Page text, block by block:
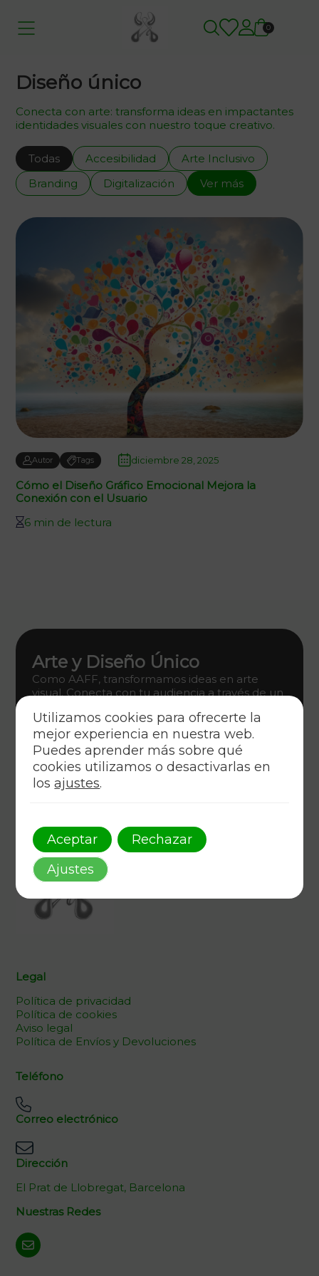
0
Diseño único
Conecta con arte: transforma ideas en impactantes
identidades visuales con nuestro toque creativo.
Todas Accesibilidad
Arte Inclusivo
Branding
Digitalización Ver más
Autor Tags diciembre 28, 2025
Cómo el Diseño Gráfico Emocional Mejora la
Conexión con el Usuario
6 min de lectura
Arte y Diseño Único
Como AAFF, transformamos ideas en arte
visual. Conecta con tu audiencia a través de un
estrategia.
Descúbrelo
Legal
Política de privacidad
Política de cookies
Aviso legal
Política de Envíos y Devoluciones
Teléfono
Correo electrónico
Dirección
El Prat de Llobregat, Barcelona
Nuestras Redes
Utilizamos cookies para ofrecerte la
mejor experiencia en nuestra web.
Puedes aprender más sobre qué
cookies utilizamos o desactivarlas en
losajustes.
Aceptar
Rechazar
Ajustes